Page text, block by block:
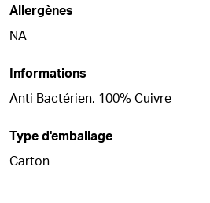
Allergènes
NA
Informations
Anti Bactérien, 100% Cuivre
Type d'emballage
Carton